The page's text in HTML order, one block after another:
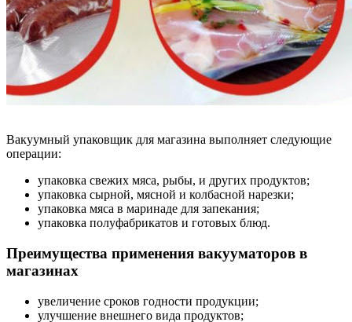
Вакуумный упаковщик для магазина выполняет следующие
операции:
упаковка свежих мяса, рыбы, и других продуктов;
упаковка сырной, мясной и колбасной нарезки;
упаковка мяса в маринаде для запекания;
упаковка полуфабрикатов и готовых блюд.
Преимущества применения вакууматоров в
магазинах
увеличение сроков годности продукции;
улучшение внешнего вида продуктов;